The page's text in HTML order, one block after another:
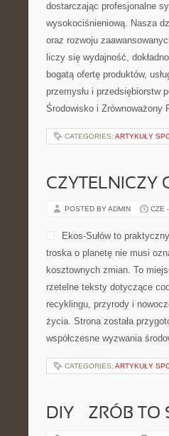
dostarczając profesjonalne
wysokociśnieniową. Nasza
oraz rozwoju
liczy się wydajność,
bogatą ofertę produktów,
przemysłu i przedsiębiorstw
Środowisko i Zrównoważony
CATEGORIES: ARTYKUŁY
CZYTELNICZY
POSTED BY ADMIN CZE
Ekos-Sułów to
troska o planetę nie musi
kosztownych zmian. To
rzetelne teksty dotyczące
recyklingu, przyrody i
życia. Strona została
współczesne wyzwania
CATEGORIES: ARTYKUŁY
DIY – ZRÓB TO